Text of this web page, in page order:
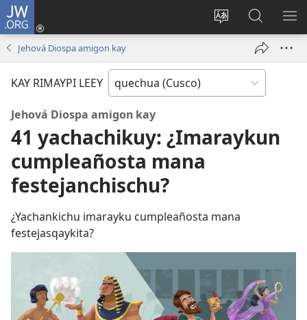
JW.ORG
Direccionpi
Sutiykiwan
jaykuy
nueva
JW.ORG
nisqapi
maskhay
Jehová Diospa amigon kay
KAY RIMAYPI LEEY
Jehová Diospa amigon kay
41 yachachikuy: ¿Imaraykun
cumpleañosta mana
festejanchischu?
¿Yachankichu imarayku cumpleañosta mana
festejasqaykita?